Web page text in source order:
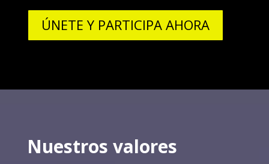
ÚNETE Y PARTICIPA AHORA
Nuestros valores